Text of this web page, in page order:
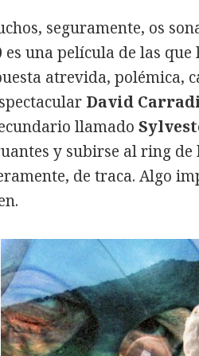
seguramente, os
es una película de las que
atrevida, polémica,
David
llamado
y subirse al ring
de traca. Algo